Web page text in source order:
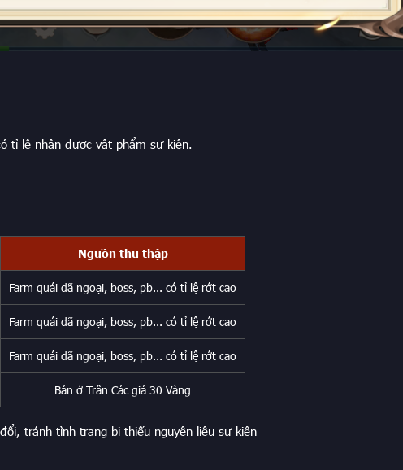
lệ nhận được vật phẩm sự kiện.
Nguồn thu thập
Farm quái dã ngoại, boss, pb... có tỉ lệ rớt cao
Farm quái dã ngoại, boss, pb... có tỉ lệ rớt cao
Farm quái dã ngoại, boss, pb... có tỉ lệ rớt cao
Bán ở Trân Các giá 30 Vàng
tránh tình trạng bị thiếu nguyên liệu sự kiện